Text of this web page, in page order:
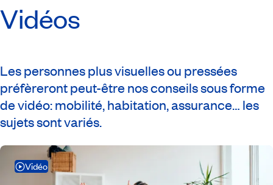
Vidéos
Les personnes plus visuelles ou pressées
préfèreront peut-être nos conseils sous forme
de vidéo: mobilité, habitation, assurance… les
sujets sont variés.
Vidéo